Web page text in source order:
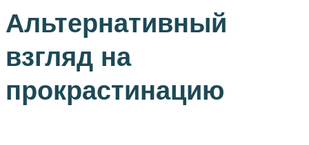
Альтернативный
взгляд на
прокрастинацию